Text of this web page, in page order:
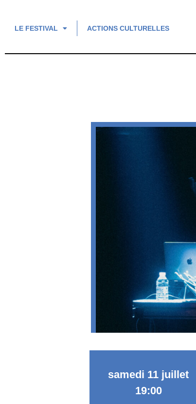
LE FESTIVAL ACTIONS CULTURELLES
samedi 11 juillet
19:00